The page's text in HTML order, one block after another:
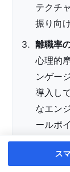
テクチ
振り向
離職率
心理的
ンゲー
導入し
なエン
ールポ
ス